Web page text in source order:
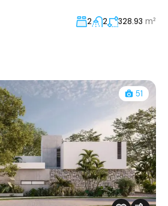
2 2 328.93 m²
51